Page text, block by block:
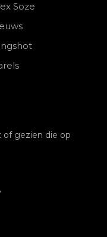
Soze
gezien die op